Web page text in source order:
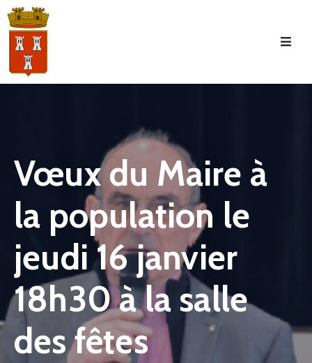
Accueil
Manifestations
Vie
Municipale
Services
Jeunesse
Vœux du Maire à
la population le
jeudi 16 janvier
18h30 à la salle
des fêtes